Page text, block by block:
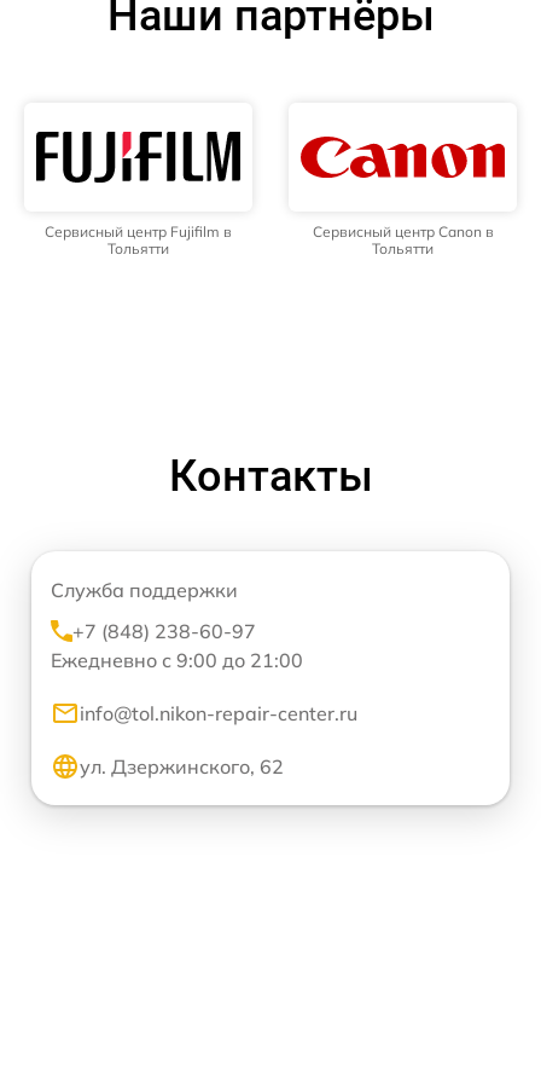
Наши партнёры
Сервисный центр Fujifilm в
Тольятти
Сервисный центр Canon в
Тольятти
Контакты
Служба поддержки
+7 (848) 238-60-97
Ежедневно с 9:00 до 21:00
info@tol.nikon-repair-center.ru
ул. Дзержинского, 62